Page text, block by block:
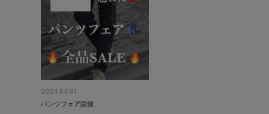
2024.04.01
パンツフェア開催